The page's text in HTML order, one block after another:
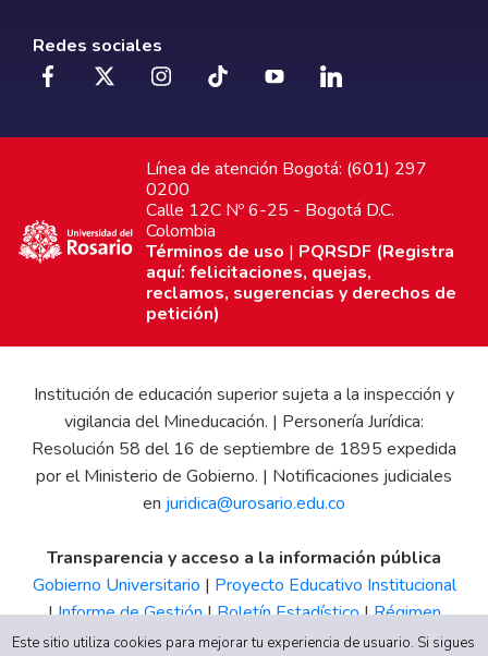
Redes sociales
Línea de atención Bogotá: (601) 297
0200
Calle 12C Nº 6-25 - Bogotá D.C.
Colombia
Términos de uso | PQRSDF (Registra
aquí: felicitaciones, quejas,
reclamos, sugerencias y derechos de
petición)
Institución de educación superior sujeta a la inspección y
vigilancia del Mineducación. | Personería Jurídica:
Resolución 58 del 16 de septiembre de 1895 expedida
por el Ministerio de Gobierno. | Notificaciones judiciales
en juridica@urosario.edu.co
Transparencia y acceso a la información pública
Gobierno Universitario | Proyecto Educativo Institucional
|Informe de Gestión|Boletín Estadístico|Régimen
Tributario|Estados Financieros |Código de Ética| Canal
Este sitio utiliza cookies para mejorar tu experiencia de usuario. Si sigues